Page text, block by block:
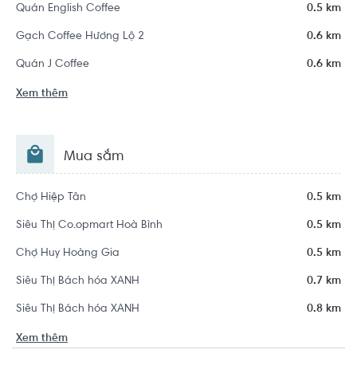
Quán English Coffee 0.5 km
Gạch Coffee Hương Lộ 2 0.6 km
Quán J Coffee 0.6 km
Xem thêm
Mua sắm
Chợ Hiệp Tân 0.5 km
Siêu Thị Co.opmart Hoà Bình 0.5 km
Chợ Huy Hoàng Gia 0.5 km
Siêu Thị Bách hóa XANH 0.7 km
Siêu Thị Bách hóa XANH 0.8 km
Xem thêm